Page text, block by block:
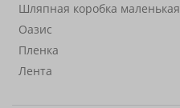
Шляпная коробка маленькая
Оазис
Пленка
Лента